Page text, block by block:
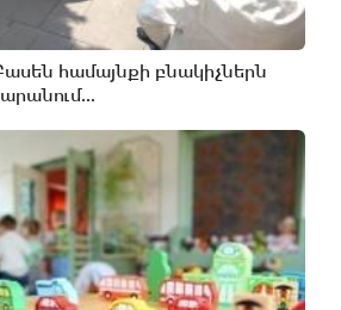
համայնքի բնակիչներն